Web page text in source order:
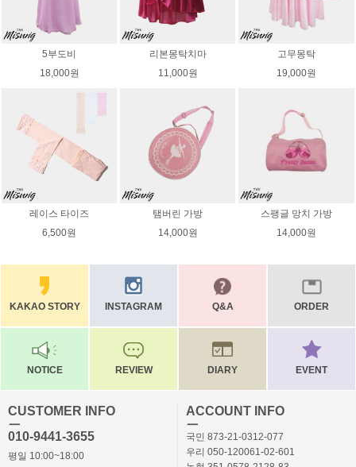
5부도비
18,000원
리본몽탁치마
11,000원
고무몽탁
19,000원
레이스 타이즈
6,500원
탬버린 가방
14,000원
스팽글 망치 가방
14,000원
KAKAO STORY INSTAGRAM Q&A ORDER
NOTICE REVIEW DIARY EVENT
CUSTOMER INFO
ㅡ
010-9441-3655
평일 10:00~18:00
ACCOUNT INFO
ㅡ
국민 873-21-0312-077
우리 050-120061-02-601